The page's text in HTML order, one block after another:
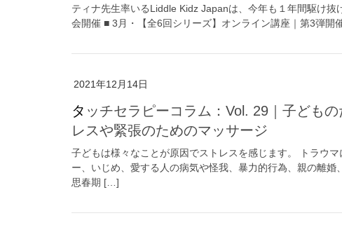
ティナ先生率いるLiddle Kidz Japanは、今年も１年間駆け
会開催 ■ 3月・【全6回シリーズ】オンライン講座｜第3弾開
2021年12月14日
タッチセラピーコラム：Vol. 29｜子どものためのマッサージ⑥子どもが抱えるスト
レスや緊張のためのマッサージ
子どもは様々なことが原因でストレスを感じます。 トラウ
ー、いじめ、愛する人の病気や怪我、暴力的行為、親の離
思春期 […]